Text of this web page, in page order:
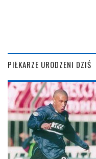
PIŁKARZE URODZENI DZIŚ